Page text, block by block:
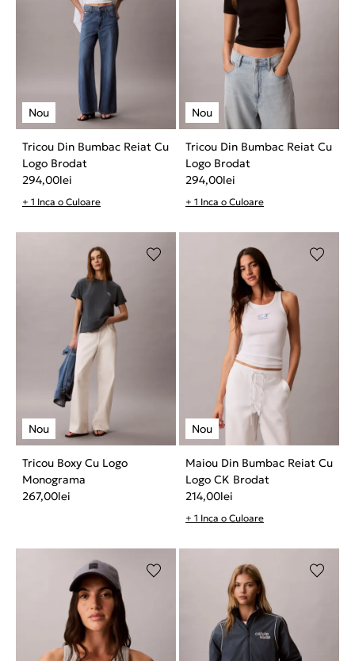
Tricou Din Bumbac Reiat Cu
Logo Brodat
294,00lei
+ 1 Inca o Culoare
Tricou Din Bumbac Reiat Cu
Logo Brodat
294,00lei
+ 1 Inca o Culoare
Tricou Boxy Cu Logo
Monograma
267,00lei
Maiou Din Bumbac Reiat Cu
Logo CK Brodat
214,00lei
+ 1 Inca o Culoare